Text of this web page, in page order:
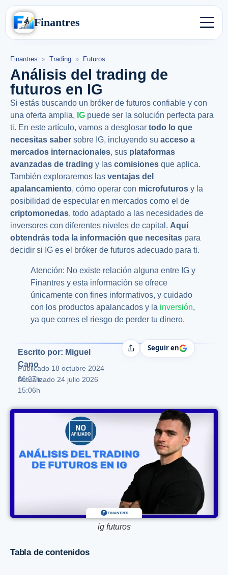
Finantres
Finantres » Trading » Futuros
Análisis del trading de
futuros en IG
Si estás buscando un bróker de futuros confiable y con
una oferta amplia, IG puede ser la solución perfecta para
ti. En este artículo, vamos a desglosar todo lo que
necesitas saber sobre IG, incluyendo su acceso a
mercados internacionales, sus plataformas
avanzadas de trading y las comisiones que aplica.
También exploraremos las ventajas del
apalancamiento, cómo operar con microfuturos y la
posibilidad de especular en mercados como el de
criptomonedas, todo adaptado a las necesidades de
inversores con diferentes niveles de capital. Aquí
obtendrás toda la información que necesitas para
decidir si IG es el bróker de futuros adecuado para ti.
Atención: No existe relación alguna entre IG y
Finantres y esta información se ofrece
únicamente con fines informativos, y cuidado
con los productos apalancados y la inversión,
ya que corres el riesgo de perder tu dinero.
Escrito por: Miguel
Cano
Publicado 18 octubre 2024
06:27h
Actualizado 24 julio 2026
15:06h
CompartirSeguir en
ig futuros
Tabla de contenidos